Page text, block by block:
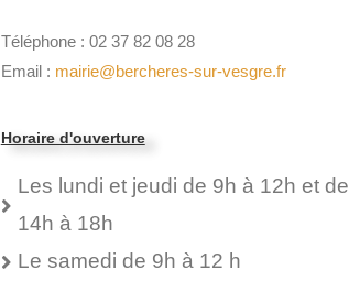
Téléphone : 02 37 82 08 28
Email : mairie@bercheres-sur-vesgre.fr
Horaire d'ouverture
Les lundi et jeudi de 9h à 12h et de
14h à 18h
Le samedi de 9h à 12 h